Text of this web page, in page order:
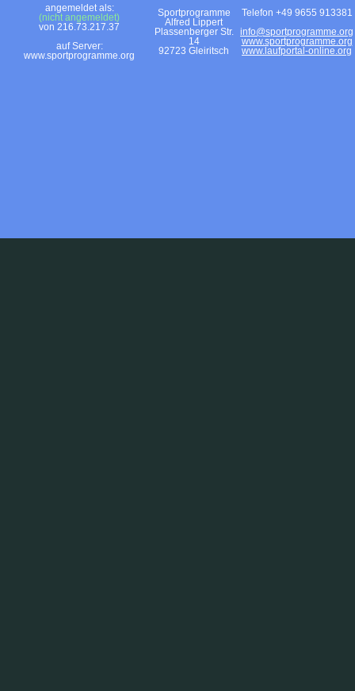
angemeldet als:
(nicht angemeldet)
von 216.73.217.37
auf Server:
www.sportprogramme.org
Sportprogramme
Alfred Lippert
Plassenberger Str.
14
92723 Gleiritsch
Telefon +49 9655 913381
info@sportprogramme.org
www.sportprogramme.org
www.laufportal-online.org